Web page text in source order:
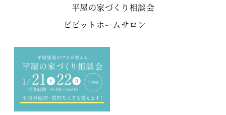
平屋の家づくり相談会
ビビットホームサロン